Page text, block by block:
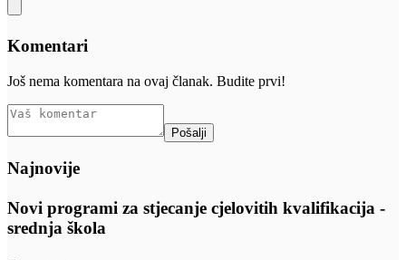
Komentari
Još nema komentara na ovaj članak. Budite prvi!
Najnovije
Novi programi za stjecanje cjelovitih kvalifikacija -
srednja škola